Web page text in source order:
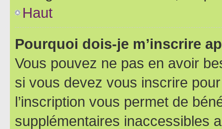
Haut
Pourquoi dois-je m’inscrire
Vous pouvez ne pas en avoir
si vous devez vous inscrire
l’inscription vous permet de
supplémentaires inaccessibles